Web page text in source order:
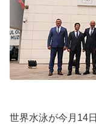
世界水泳が今月14